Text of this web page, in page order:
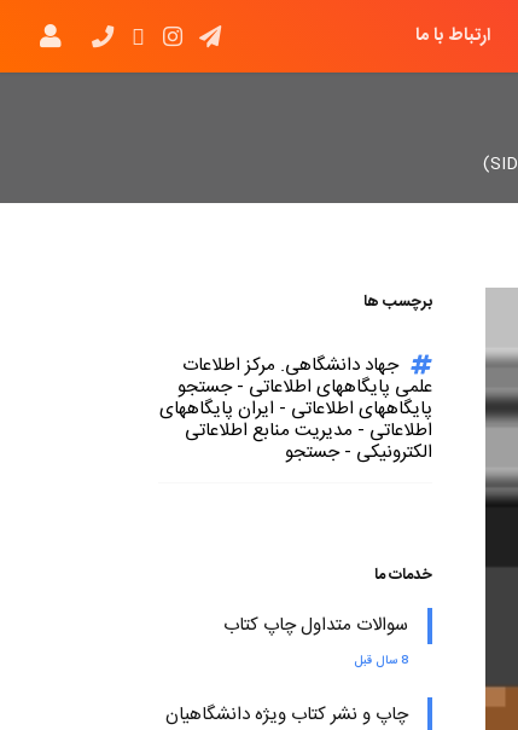
ارتباط با ما
برچسب ها
جهاد دانشگاهی. مرکز اطلاعات
علمی پایگاههای اطلاعاتی - جستجو
پایگاههای اطلاعاتی - ایران پایگاههای
اطلاعاتی - مدیریت منابع اطلاعاتی
الکترونیکی - جستجو
خدمات ما
سوالات متداول چاپ کتاب
8 سال قبل
چاپ و نشر کتاب ویژه دانشگاهیان